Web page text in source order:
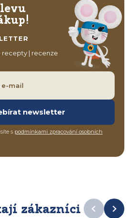
recepty | recenze
newsletter
s podmínkami zpracování osobních
zákazníci